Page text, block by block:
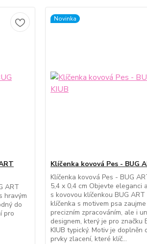
ART
hravým
do
pro
Novinka
Klíčenka kovová Pes - BUG
Klíčenka kovová Pes - BUG
5,4 x 0,4 cm Objevte eleganci
s kovovou klíčenkou BUG ART
klíčenka s motivem psa
precizním zpracováním, ale i
designem, který je pro značku
KIUB typický. Motiv je doplněn
prvky zlacení, které klíč...